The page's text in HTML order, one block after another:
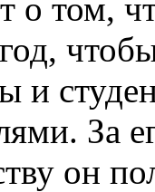
о том,
и
За
он